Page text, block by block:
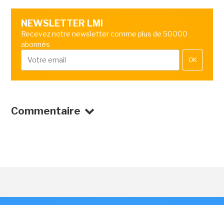
NEWSLETTER LMI
Recevez notre newsletter comme plus de 50000
abonnés
OK
Commentaire